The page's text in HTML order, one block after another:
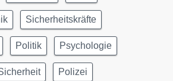
Sicherheitskräfte
Politik Psychologie
Polizei